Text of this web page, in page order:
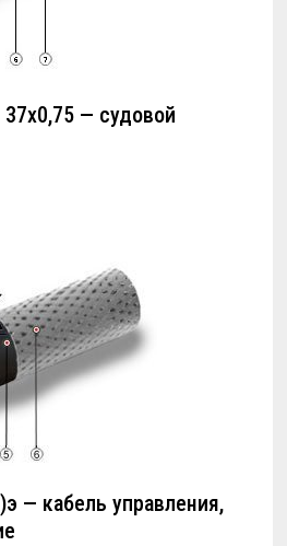
— судовой
— кабель управления,